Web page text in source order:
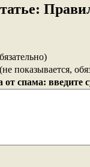
(не показывается,
от спама: введите